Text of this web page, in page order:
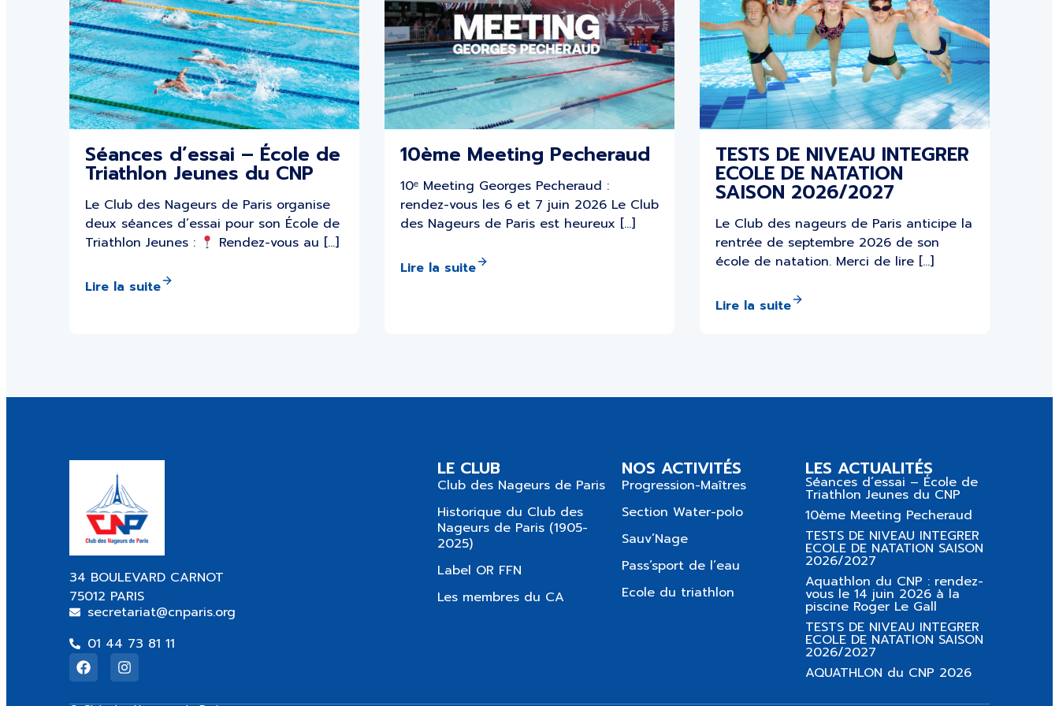
Séances d’essai – École de
Triathlon Jeunes du CNP
Le Club des Nageurs de Paris organise
deux séances d’essai pour son École de
Triathlon Jeunes :
Rendez-vous au […]
Lire la suite
10ème Meeting Pecheraud
10ᵉ Meeting Georges Pecheraud :
rendez-vous les 6 et 7 juin 2026 Le Club
des Nageurs de Paris est heureux […]
Lire la suite
TESTS DE NIVEAU INTEGRER
ECOLE DE NATATION
SAISON 2026/2027
Le Club des nageurs de Paris anticipe la
rentrée de septembre 2026 de son
école de natation. Merci de lire […]
Lire la suite
34 BOULEVARD CARNOT
75012 PARIS
secretariat@cnparis.org
01 44 73 81 11
LE CLUB
Club des Nageurs de Paris
Historique du Club des
Nageurs de Paris (1905-
2025)
Label OR FFN
Les membres du CA
NOS ACTIVITÉS
Progression-Maîtres
Section Water-polo
Sauv’Nage
Pass’sport de l’eau
Ecole du triathlon
LES ACTUALITÉS
Séances d’essai – École de
Triathlon Jeunes du CNP
10ème Meeting Pecheraud
TESTS DE NIVEAU INTEGRER
ECOLE DE NATATION SAISON
2026/2027
Aquathlon du CNP : rendez-
vous le 14 juin 2026 à la
piscine Roger Le Gall
TESTS DE NIVEAU INTEGRER
ECOLE DE NATATION SAISON
2026/2027
AQUATHLON du CNP 2026